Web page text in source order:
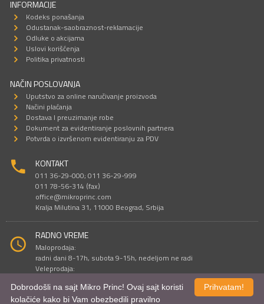
INFORMACIJE
Kodeks ponašanja
Odustanak-saobraznost-reklamacije
Odluke o akcijama
Uslovi korišćenja
Politika privatnosti
NAČIN POSLOVANJA
Uputstvo za online naručivanje proizvoda
Načini plaćanja
Dostava I preuzimanje robe
Dokument za evidentiranje poslovnih partnera
Potvrda o izvršenom evidentiranju za PDV
KONTAKT
011 36-29-000; 011 36-29-999
011 78-56-314 (fax)
office@mikroprinc.com
Kralja Milutina 31, 11000 Beograd, Srbija
RADNO VREME
Maloprodaja:
radni dani 8-17h, subota 9-15h, nedeljom ne radi
Veleprodaja:
Prihvatam!
Dobrodošli na sajt Mikro Princ! Ovaj sajt koristi
kolačiće kako bi Vam obezbedili pravilno